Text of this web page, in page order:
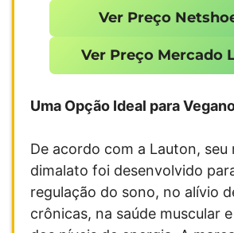
Ver Preço
Ver Preço Mercado
Uma Opção Ideal para
De acordo com a Lauton, seu
dimalato foi desenvolvido
regulação do sono, no alívio
crônicas, na saúde muscular